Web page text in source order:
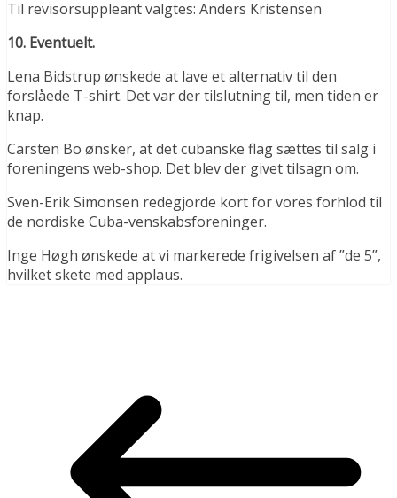
Til revisorsuppleant valgtes: Anders Kristensen
10. Eventuelt.
Lena Bidstrup ønskede at lave et alternativ til den
forslåede T-shirt. Det var der tilslutning til, men tiden er
knap.
Carsten Bo ønsker, at det cubanske flag sættes til salg i
foreningens web-shop. Det blev der givet tilsagn om.
Sven-Erik Simonsen redegjorde kort for vores forhlod til
de nordiske Cuba-venskabsforeninger.
Inge Høgh ønskede at vi markerede frigivelsen af ”de 5”,
hvilket skete med applaus.